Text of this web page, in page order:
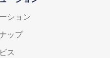
ション
ップ
ス